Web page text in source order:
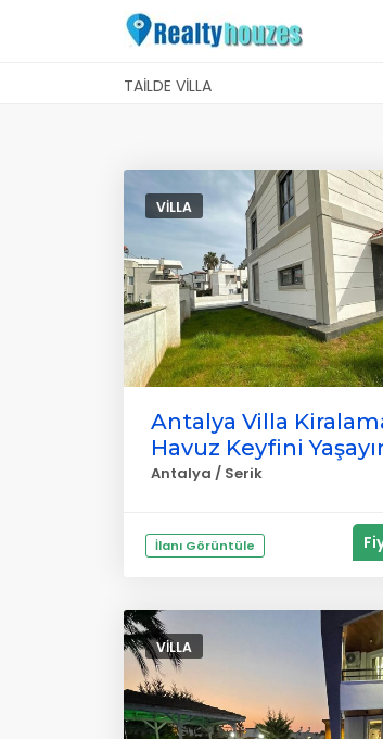
TAILDE VILLA
VILLA
Antalya Villa
Havuz Keyfini
Antalya / Serik
İlanı Görüntüle
VILLA